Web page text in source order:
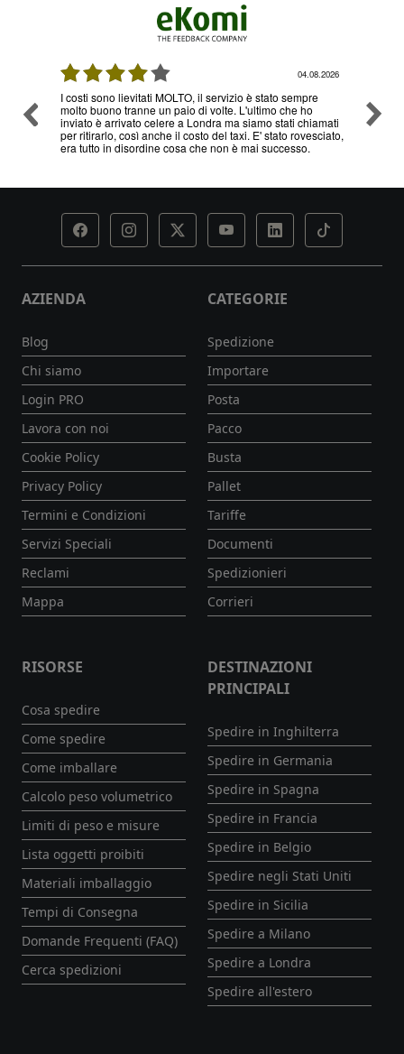
04.08.2026
I costi sono lievitati MOLTO, il servizio è stato sempre
molto buono tranne un paio di volte. L'ultimo che ho
inviato è arrivato celere a Londra ma siamo stati chiamati
per ritirarlo, così anche il costo del taxi. E' stato rovesciato,
era tutto in disordine cosa che non è mai successo.
AZIENDA
Blog
Chi siamo
Login PRO
Lavora con noi
Cookie Policy
Privacy Policy
Termini e Condizioni
Servizi Speciali
Reclami
Mappa
CATEGORIE
Spedizione
Importare
Posta
Pacco
Busta
Pallet
Tariffe
Documenti
Spedizionieri
Corrieri
RISORSE
Cosa spedire
Come spedire
Come imballare
Calcolo peso volumetrico
Limiti di peso e misure
Lista oggetti proibiti
Materiali imballaggio
Tempi di Consegna
Domande Frequenti (FAQ)
Cerca spedizioni
DESTINAZIONI
PRINCIPALI
Spedire in Inghilterra
Spedire in Germania
Spedire in Spagna
Spedire in Francia
Spedire in Belgio
Spedire negli Stati Uniti
Spedire in Sicilia
Spedire a Milano
Spedire a Londra
Spedire all'estero